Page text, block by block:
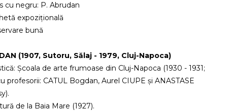
cu negru: P. Abrudan
expozițională
bună
(1907, Sutoru, Sălaj - 1979, Cluj-Napoca)
Școala de arte frumoase din Cluj-Napoca (1930 - 1931;
profesorii: CATUL Bogdan, Aurel CIUPE și ANASTASE
de la Baia Mare (1927).